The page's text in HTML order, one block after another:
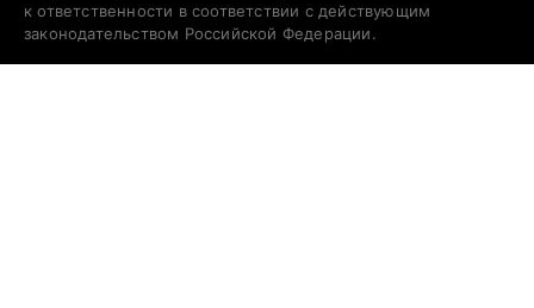
к ответственности в соответствии с действующим
законодательством Российской Федерации.